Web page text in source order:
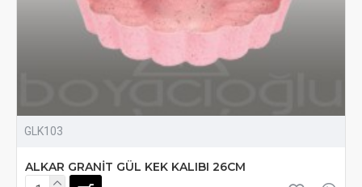
GLK103
ALKAR GRANİT GÜL KEK KALIBI 26CM